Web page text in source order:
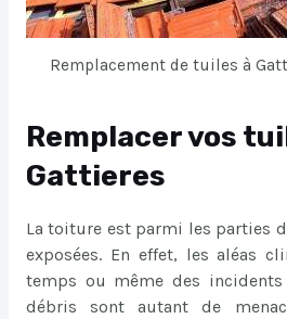
Remplacement de tuiles à
Remplacer vos
Gattieres
La toiture est parmi les parties
exposées. En effet, les aléas
temps ou même des
débris sont autant de